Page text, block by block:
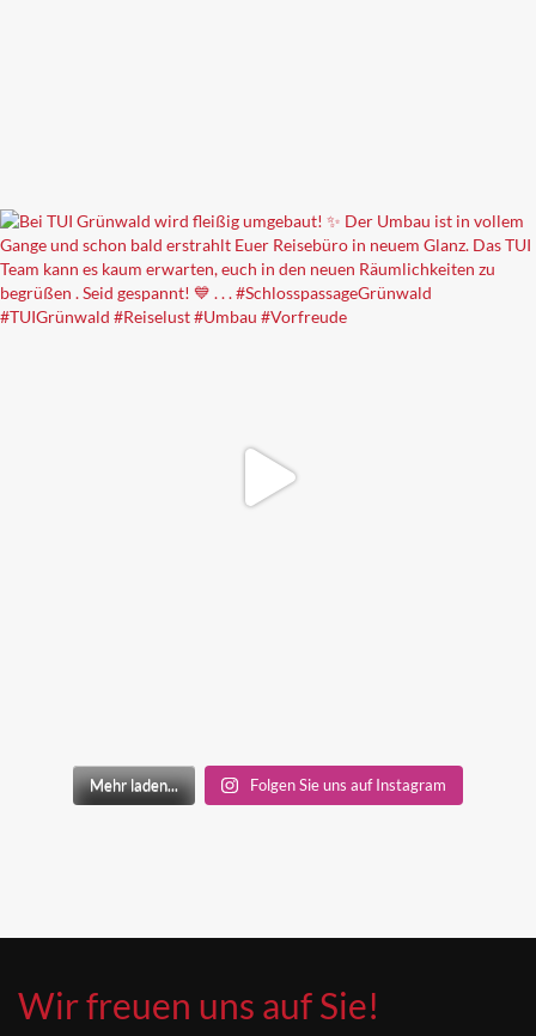
Mehr laden... Folgen Sie uns auf Instagram
Wir freuen uns auf Sie!